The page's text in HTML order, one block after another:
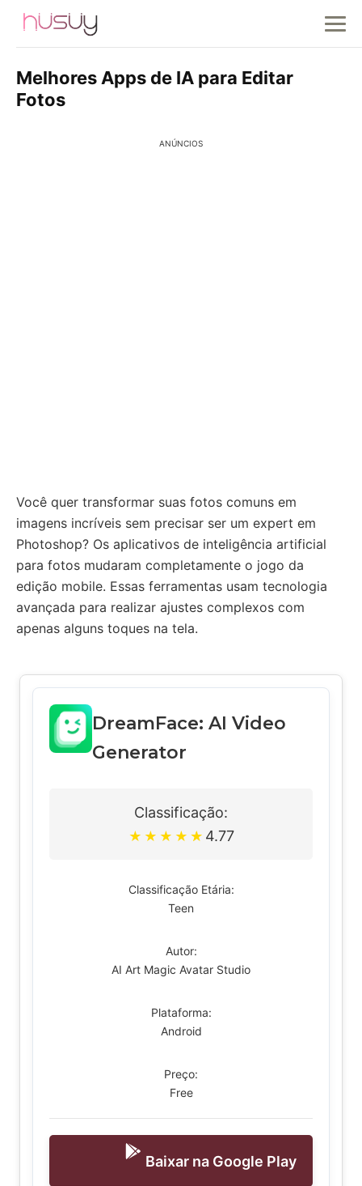
Melhores Apps de IA para Editar
Fotos
ANÚNCIOS
Você quer transformar suas fotos comuns em
imagens incríveis sem precisar ser um expert em
Photoshop? Os aplicativos de inteligência artificial
para fotos mudaram completamente o jogo da
edição mobile. Essas ferramentas usam tecnologia
avançada para realizar ajustes complexos com
apenas alguns toques na tela.
DreamFace: AI Video
Generator
Classificação:
★ ★ ★ ★ ★ 4.77
Classificação Etária:
Teen
Autor:
AI Art Magic Avatar Studio
Plataforma:
Android
Preço:
Free
Baixar na Google Play